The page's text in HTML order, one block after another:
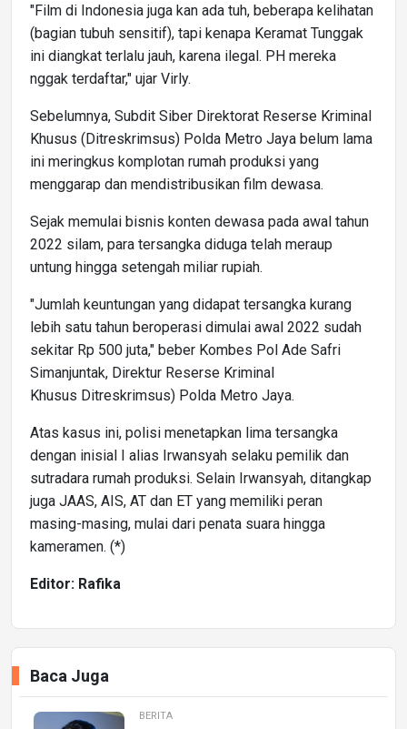
"Film di Indonesia juga kan ada tuh, beberapa kelihatan
(bagian tubuh sensitif), tapi kenapa Keramat Tunggak
ini diangkat terlalu jauh, karena ilegal. PH mereka
nggak terdaftar," ujar Virly.
Sebelumnya, Subdit Siber Direktorat Reserse Kriminal
Khusus (Ditreskrimsus) Polda Metro Jaya belum lama
ini meringkus komplotan rumah produksi yang
menggarap dan mendistribusikan film dewasa.
Sejak memulai bisnis konten dewasa pada awal tahun
2022 silam, para tersangka diduga telah meraup
untung hingga setengah miliar rupiah.
"Jumlah keuntungan yang didapat tersangka kurang
lebih satu tahun beroperasi dimulai awal 2022 sudah
sekitar Rp 500 juta," beber Kombes Pol Ade Safri
Simanjuntak, Direktur Reserse Kriminal
Khusus Ditreskrimsus) Polda Metro Jaya.
Atas kasus ini, polisi menetapkan lima tersangka
dengan inisial I alias Irwansyah selaku pemilik dan
sutradara rumah produksi. Selain Irwansyah, ditangkap
juga JAAS, AIS, AT dan ET yang memiliki peran
masing-masing, mulai dari penata suara hingga
kameramen. (*)
Editor: Rafika
Baca Juga
BERITA